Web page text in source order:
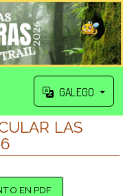
GALEGO
LAS
EN PDF